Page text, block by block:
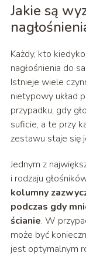
Jakie są
Każdy, kto
nagłośnienia do
Istnieje wiele
nietypowy układ
przypadku, gdy
suficie, a te przy
zestawu staje się
Jednym z
i rodzaju
kolumny
podczas gdy
ścianie. W
może być
jest optymalnym